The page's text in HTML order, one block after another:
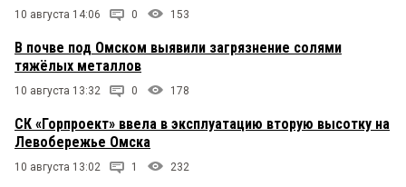
10 августа 14:06 0 153
В почве под Омском выявили загрязнение солями
тяжёлых металлов
10 августа 13:32 0 178
СК «Горпроект» ввела в эксплуатацию вторую высотку на
Левобережье Омска
10 августа 13:02 1 232